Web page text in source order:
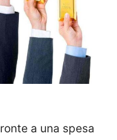
a una spesa